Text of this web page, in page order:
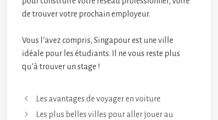
de trouver votre prochain employeur.
Vous l’avez compris, Singapour est une ville
idéale pour les étudiants. Il ne vous reste plus
qu’à trouver un stage !
Les avantages de voyager en voiture
Les plus belles villes pour aller jouer au